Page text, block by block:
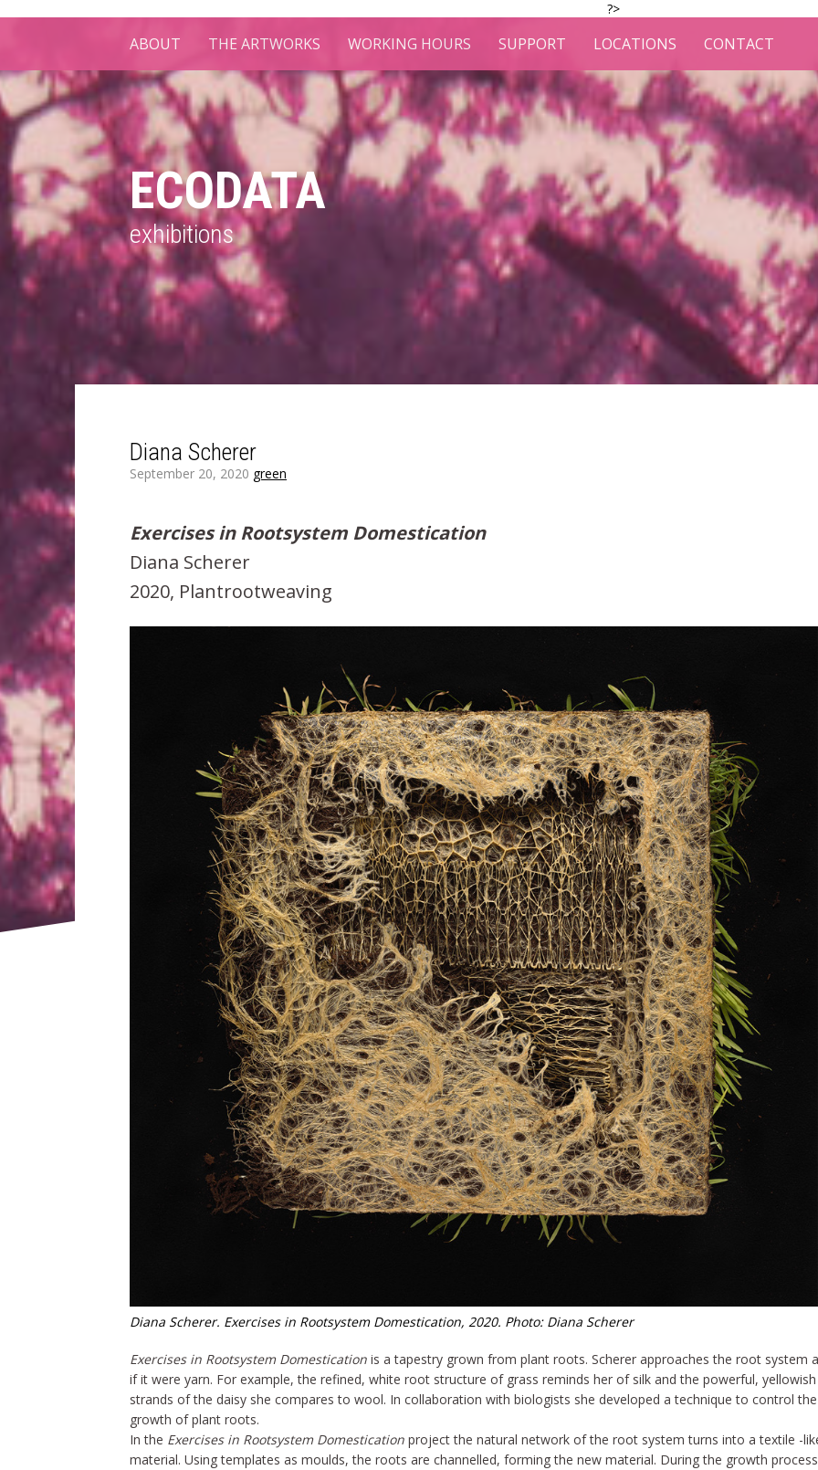
?>
ABOUT THE ARTWORKS WORKING HOURS SUPPORT LOCATIONS CONTACT
ECODATA
exhibitions
Diana Scherer
September 20, 2020 green
Exercises in Rootsystem Domestication
Diana Scherer
2020, Plantrootweaving
Diana Scherer. Exercises in Rootsystem Domestication, 2020. Photo: Diana Scherer
Exercises in Rootsystem Domestication is a tapestry grown from plant roots. Scherer approaches the root system
if it were yarn. For example, the refined, white root structure of grass reminds her of silk and the powerful, yellowish
strands of the daisy she compares to wool. In collaboration with biologists she developed a technique to control the
growth of plant roots.
In the Exercises in Rootsystem Domestication project the natural network of the root system turns into a textile -
material. Using templates as moulds, the roots are channelled, forming the new material. During the growth process